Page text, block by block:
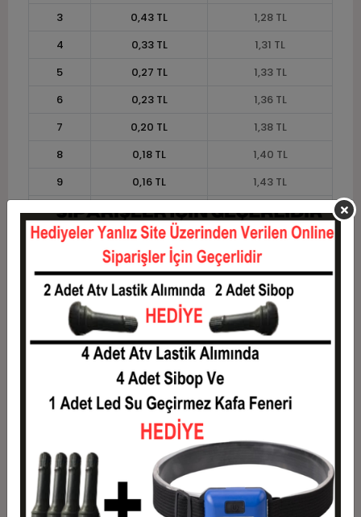
3
0,43 TL
1,28 TL
4
0,33 TL
1,31 TL
5
0,27 TL
1,33 TL
6
0,23 TL
1,36 TL
7
0,20 TL
1,38 TL
8
0,18 TL
1,40 TL
9
0,16 TL
1,43 TL
11
0,13 TL
1,46 TL
0,12 TL 1,49 TL
Taksit Taksit Tutarı
Toplam Tutar
1,20 TL
2
0,60 TL
1,20 TL
0,43 TL
4
0,33 TL
1,31 TL
5
0,27 TL
6
0,23 TL
1,36 TL